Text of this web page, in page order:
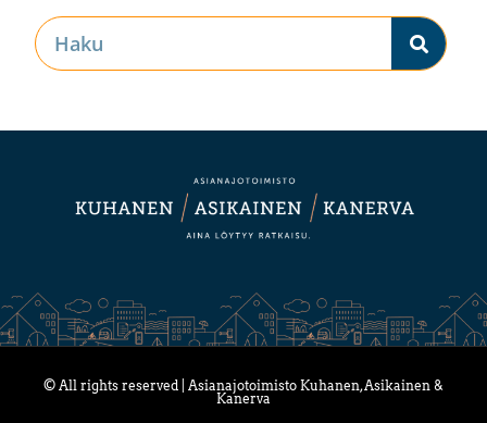
© All rights reserved | Asianajotoimisto Kuhanen, Asikainen &
Kanerva